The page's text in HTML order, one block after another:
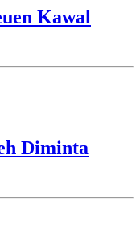
Kawal
Diminta